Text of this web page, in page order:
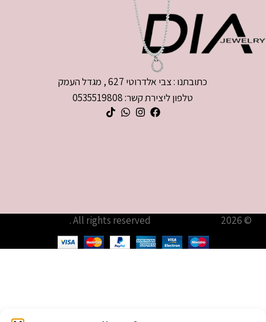
כתובתנו : צבי אלדרוטי 627 , מגדל העמק
טלפון ליצירת קשר: 0535519808
© 2026
. All rights reserved